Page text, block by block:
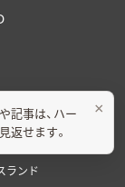
ランド
×
記事は、ハー
返せます。